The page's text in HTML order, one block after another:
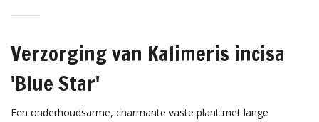
Verzorging van Kalimeris incisa
'Blue Star'
Een onderhoudsarme, charmante vaste plant met lange